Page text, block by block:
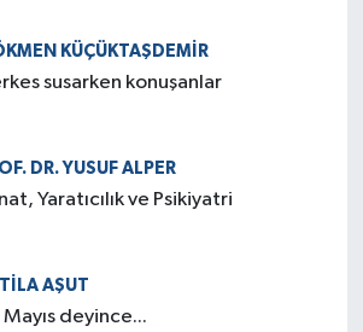
KÜÇÜKTAŞDEMIR
susarken konuşanlar
DR. YUSUF ALPER
Yaratıcılık ve Psikiyatri
AŞUT
deyince...